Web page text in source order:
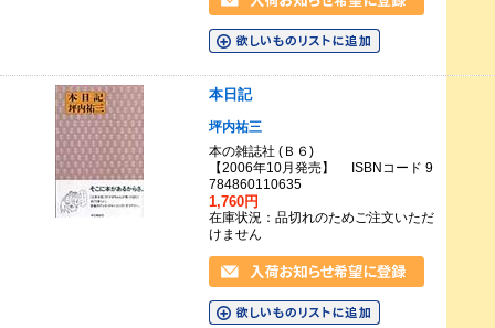
本日記
坪内祐三
本の雑誌社 (Ｂ６)
【2006年10月発売】 ISBNコード 9
784860110635
1,760円
在庫状況：品切れのためご注文いただ
けません